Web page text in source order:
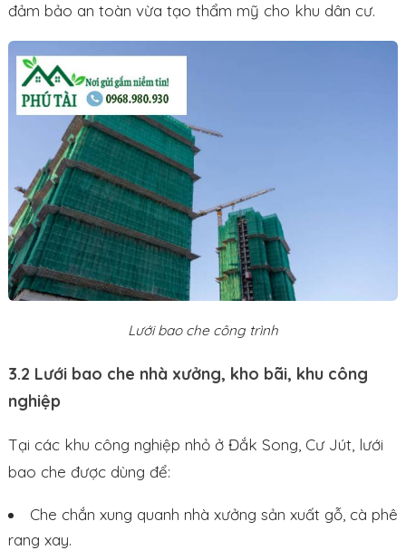
đảm bảo an toàn vừa tạo thẩm mỹ cho khu dân cư.
Lưới bao che công trình
3.2 Lưới bao che nhà xưởng, kho bãi, khu công
nghiệp
Tại các khu công nghiệp nhỏ ở Đắk Song, Cư Jút, lưới
bao che được dùng để:
Che chắn xung quanh nhà xưởng sản xuất gỗ, cà phê
rang xay.